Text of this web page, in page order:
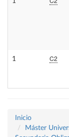
1 C2
Inicio
Máster